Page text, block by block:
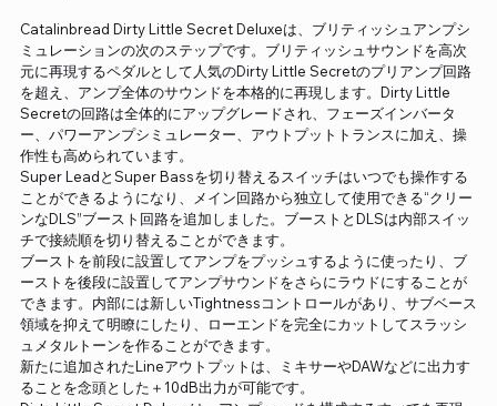
Catalinbread Dirty Little Secret Deluxeは、ブリティッシュアンプシ
ミュレーションの次のステップです。ブリティッシュサウンドを高次
元に再現するペダルとして人気のDirty Little Secretのプリアンプ回路
を超え、アンプ全体のサウンドを本格的に再現します。Dirty Little
Secretの回路は全体的にアップグレードされ、フェーズインバータ
ー、パワーアンプシミュレーター、アウトプットトランスに加え、操
作性も高められています。
Super LeadとSuper Bassを切り替えるスイッチはいつでも操作する
ことができるようになり、メイン回路から独立して使用できる“クリー
ンなDLS”ブースト回路を追加しました。ブーストとDLSは内部スイッ
チで接続順を切り替えることができます。
ブーストを前段に設置してアンプをプッシュするように使ったり、ブ
ーストを後段に設置してアンプサウンドをさらにラウドにすることが
できます。内部には新しいTightnessコントロールがあり、サブベース
領域を抑えて明瞭にしたり、ローエンドを完全にカットしてスラッシ
ュメタルトーンを作ることができます。
新たに追加されたLineアウトプットは、ミキサーやDAWなどに出力す
ることを念頭とした＋10dB出力が可能です。